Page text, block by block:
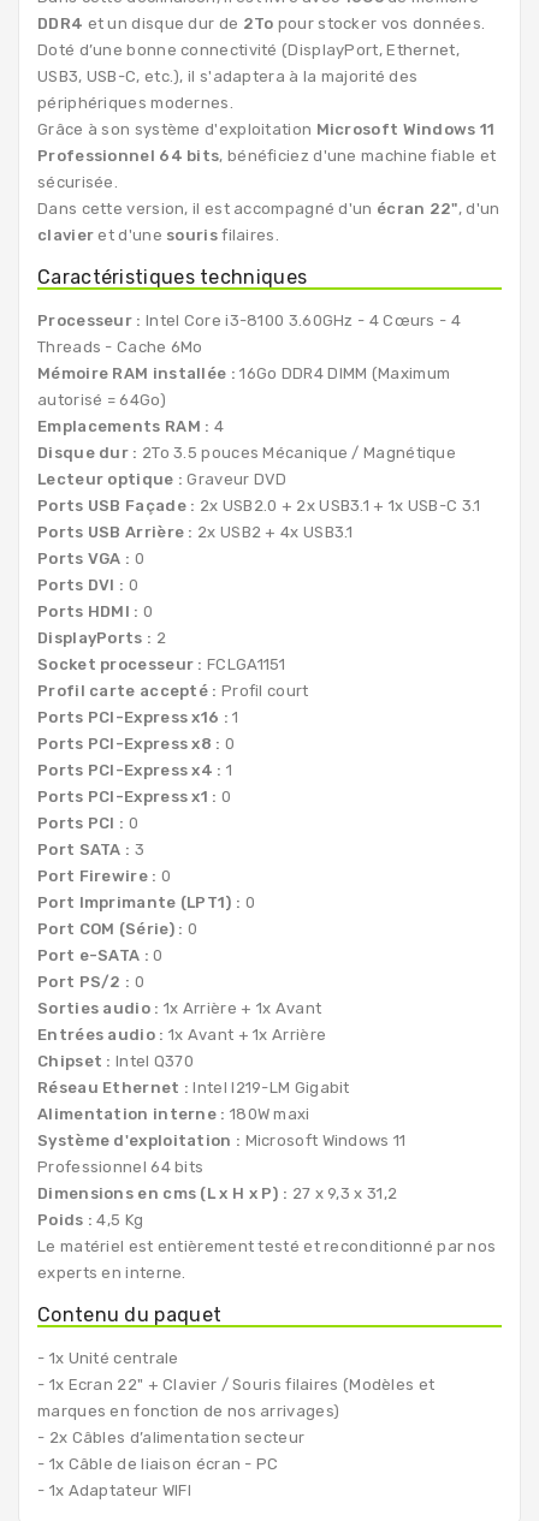
DDR4 et un disque dur de 2To pour stocker vos données.
Doté d’une bonne connectivité (DisplayPort, Ethernet,
USB3, USB-C, etc.), il s'adaptera à la majorité des
périphériques modernes.
Grâce à son système d'exploitation Microsoft Windows 11
Professionnel 64 bits, bénéficiez d'une machine fiable et
sécurisée.
Dans cette version, il est accompagné d'un écran 22", d'un
clavier et d'une sourisfilaires.
Caractéristiques techniques
Processeur : Intel Core i3-8100 3.60GHz - 4 Cœurs - 4
Threads - Cache 6Mo
Mémoire RAM installée :16Go DDR4 DIMM (Maximum
autorisé = 64Go)
Emplacements RAM : 4
Disque dur : 2To 3.5 pouces Mécanique / Magnétique
Lecteur optique : Graveur DVD
Ports USB Façade : 2x USB2.0 + 2x USB3.1 + 1x USB-C 3.1
Ports USB Arrière : 2x USB2 + 4x USB3.1
Ports VGA : 0
Ports DVI : 0
Ports HDMI : 0
DisplayPorts : 2
Socket processeur : FCLGA1151
Profil carte accepté : Profil court
Ports PCI-Express x16 : 1
Ports PCI-Express x8 : 0
Ports PCI-Express x4 : 1
Ports PCI-Express x1 : 0
Ports PCI : 0
Port SATA : 3
Port Firewire : 0
Port Imprimante (LPT1) : 0
Port COM (Série) : 0
Port e-SATA : 0
Port PS/2 : 0
Sorties audio : 1x Arrière + 1x Avant
Entrées audio : 1x Avant + 1x Arrière
Chipset : Intel Q370
Réseau Ethernet :Intel I219-LM Gigabit
Alimentation interne : 180W maxi
Système d'exploitation : Microsoft Windows 11
Professionnel 64 bits
Dimensions en cms (L x H x P) : 27 x 9,3 x 31,2
Poids :4,5 Kg
Le matériel est entièrement testé et reconditionné par nos
experts en interne.
Contenu du paquet
- 1x Unité centrale
- 1x Ecran 22" + Clavier / Souris filaires (Modèles et
marques en fonction de nos arrivages)
- 2x Câbles d’alimentation secteur
- 1x Câble de liaison écran - PC
- 1x Adaptateur WIFI